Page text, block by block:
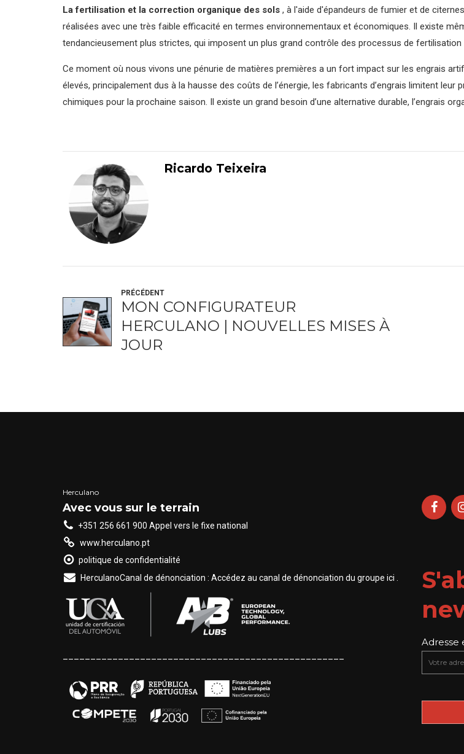
La fertilisation et la correction organique des sols , à l'aide d'épandeurs de fumier et de
réalisées avec une très faible efficacité en termes environnementaux et économiques. Il existe
tendancieusement plus strictes, qui imposent un plus grand contrôle des processus de fertilisation
Ce moment où nous vivons une pénurie de matières premières a un fort impact sur les engrais
élevés, principalement dus à la hausse des coûts de l’énergie, les fabricants d’engrais limitent leur
chimiques pour la prochaine saison. Il existe un grand besoin d’une alternative durable, l’engrais
Ricardo Teixeira
PRÉCÉDENT
MON CONFIGURATEUR
HERCULANO | NOUVELLES MISES À
JOUR
Herculano
Avec vous sur le terrain
+351 256 661 900 Appel vers le fixe national
www.herculano.pt
politique de confidentialité
HerculanoCanal de dénonciation : Accédez au canal de dénonciation du groupe ici .
Adresse